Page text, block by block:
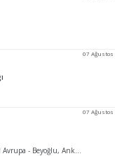
07 Ağustos
07 Ağustos
Ankara - Çankaya, İzmir - Konak